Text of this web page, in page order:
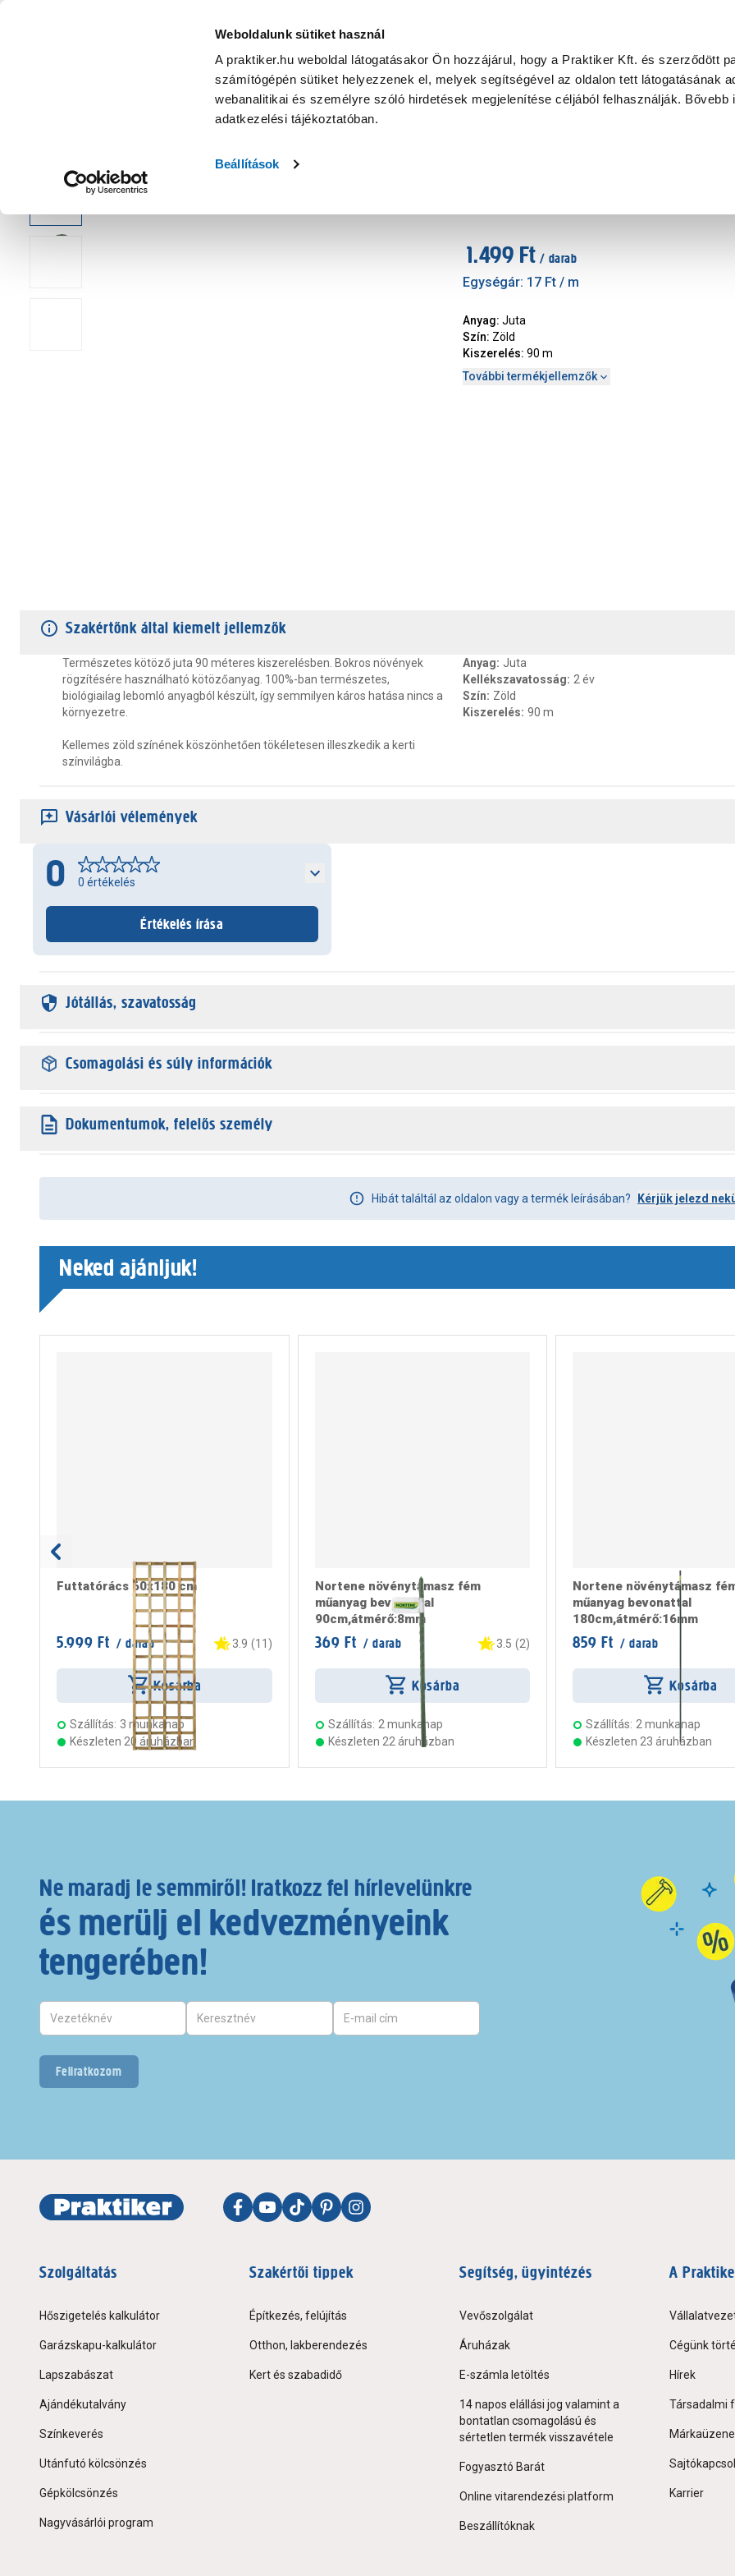
Weboldalunk sütiket használ
A praktiker.hu weboldal látogatásakor Ön hozzájárul, hogy a Praktiker Kft. és szerződött
számítógépén sütiket helyezzenek el, melyek segítségével az oldalon tett látogatásának
webanalitikai és személyre szóló hirdetések megjelenítése céljából felhasználják. Bővebb
adatkezelési tájékoztatóban.
Beállítások
KATEGÓRIÁK
Nyereményjáték Praktiker Professional Szakiajánló Ügyintézés és Információ
1.499 Ft / darab
Egységár: 17 Ft / m
Anyag: Juta
Szín: Zöld
Kiszerelés: 90 m
További termékjellemzők
Szakértőnk által kiemelt jellemzők
Természetes kötöző juta 90 méteres kiszerelésben. Bokros növények
rögzítésére használható kötözőanyag. 100%-ban természetes,
biológiailag lebomló anyagból készült, így semmilyen káros hatása nincs a
környezetre.
Kellemes zöld színének köszönhetően tökéletesen illeszkedik a kerti
színvilágba.
Anyag: Juta
Kellékszavatosság: 2 év
Szín: Zöld
Kiszerelés: 90 m
Vásárlói vélemények
0 0 értékelés
Értékelés írása
Jótállás, szavatosság
Csomagolási és súly információk
Dokumentumok, felelős személy
Hibát találtál az oldalon vagy a termék leírásában? Kérjük jelezd
Neked ajánljuk!
Futtatórács 60x180 cm
5.999 Ft / darab 3.9 (11 )
Kosárba
Szállítás: 3 munkanap
Készleten 20 áruházban
Nortene növénytámasz fém
műanyag bevonattal
90cm,átmérő:8mm
369 Ft / darab 3.5 (2)
Kosárba
Szállítás: 2 munkanap
Készleten 22 áruházban
Nortene növénytámasz
műanyag bevonattal
180cm,átmérő:16mm
859 Ft / darab
Kosárba
Szállítás: 2 munkanap
Készleten 23 áruházban
Ne maradj le semmiről! Iratkozz fel hírlevelünkre
és merülj el kedvezményeink
tengerében!
Feliratkozom
Szolgáltatás
Hőszigetelés kalkulátor
Garázskapu-kalkulátor
Lapszabászat
Ajándékutalvány
Színkeverés
Utánfutó kölcsönzés
Gépkölcsönzés
Nagyvásárlói program
Szakértői tippek
Építkezés, felújítás
Otthon, lakberendezés
Kert és szabadidő
Segítség, ügyintézés
Vevőszolgálat
Áruházak
E-számla letöltés
14 napos elállási jog valamint a
bontatlan csomagolású és
sértetlen termék visszavétele
Fogyasztó Barát
Online vitarendezési platform
Beszállítóknak
A
Cégünk
Hírek
Társadalmi
Karrier